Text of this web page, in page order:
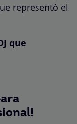
representó el
que